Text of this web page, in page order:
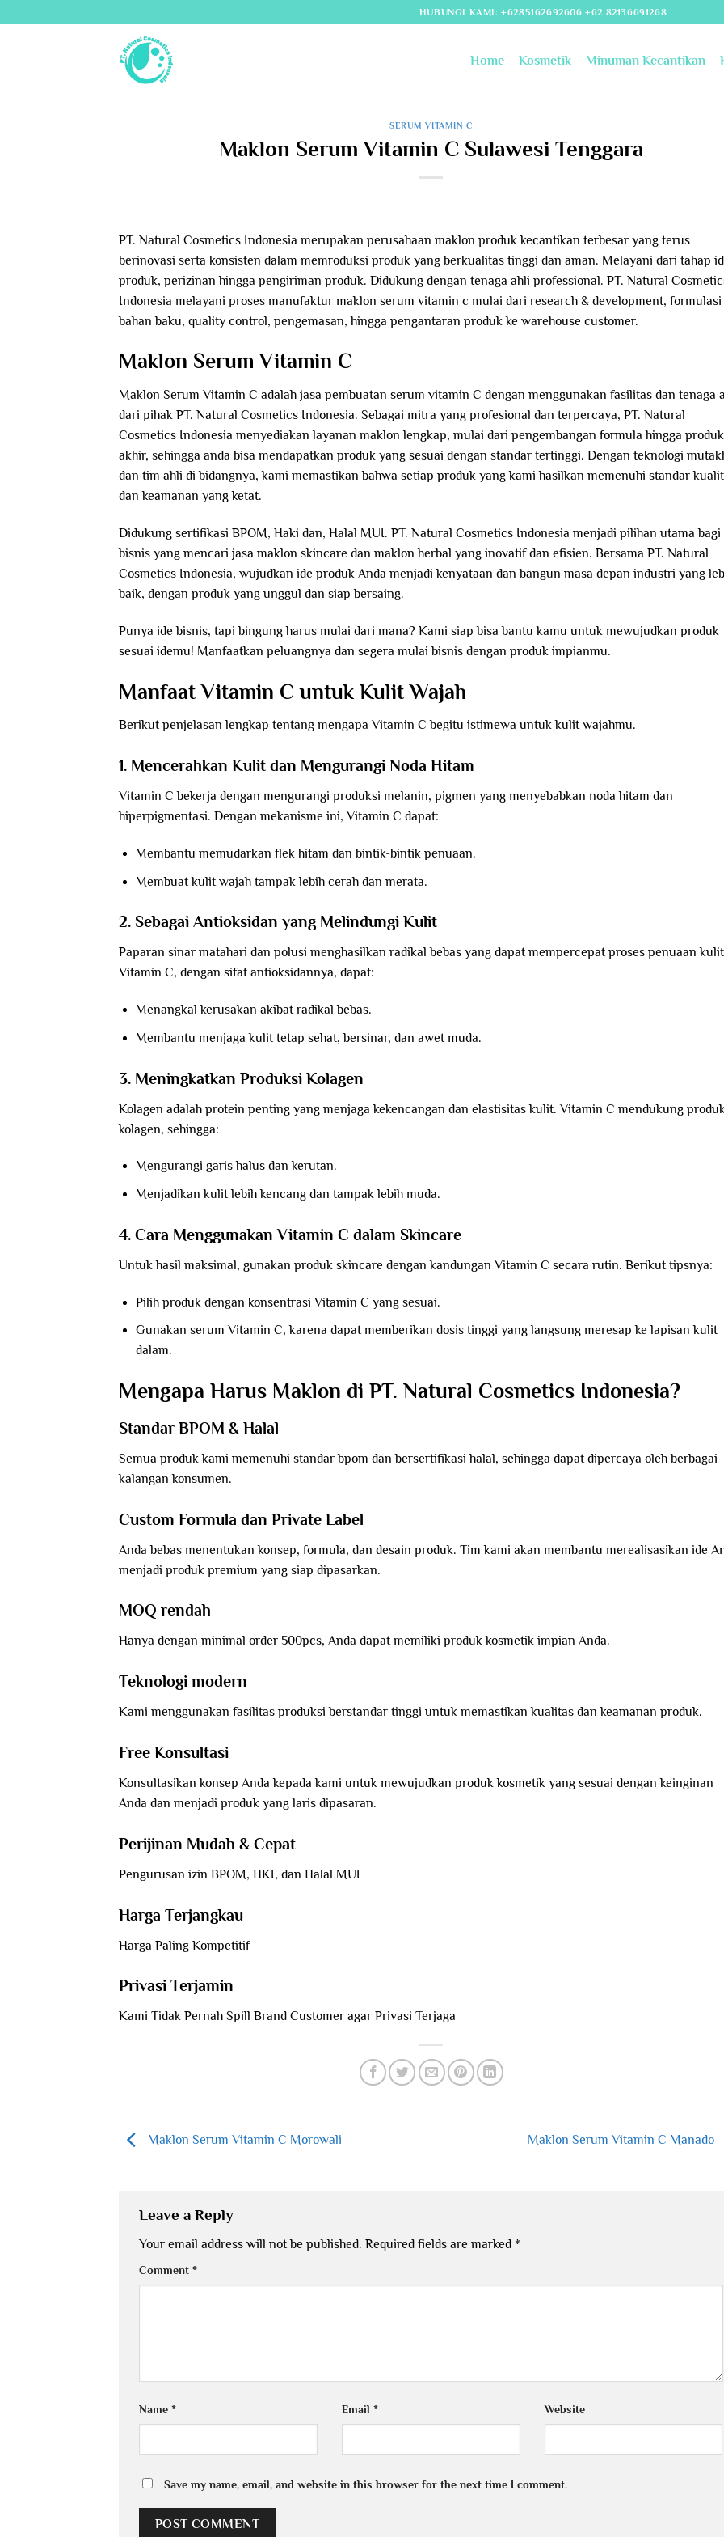
to
HUBUNGI KAMI: +6285162692606 +62 82136691268
Home Kosmetik Minuman Kecantikan
SERUM VITAMIN C
Maklon Serum Vitamin C Sulawesi Tenggara
PT. Natural Cosmetics Indonesia merupakan perusahaan maklon produk kecantikan terbesar yang terus
berinovasi serta konsisten dalam memroduksi produk yang berkualitas tinggi dan aman. Melayani dari tahap
produk, perizinan hingga pengiriman produk. Didukung dengan tenaga ahli professional. PT. Natural
Indonesia melayani proses manufaktur maklon serum vitamin c mulai dari research & development, formulasi
bahan baku, quality control, pengemasan, hingga pengantaran produk ke warehouse customer.
Maklon Serum Vitamin C
Maklon Serum Vitamin C adalah jasa pembuatan serum vitamin C dengan menggunakan fasilitas dan tenaga
dari pihak PT. Natural Cosmetics Indonesia. Sebagai mitra yang profesional dan terpercaya, PT. Natural
Cosmetics Indonesia menyediakan layanan maklon lengkap, mulai dari pengembangan formula hingga
akhir, sehingga anda bisa mendapatkan produk yang sesuai dengan standar tertinggi. Dengan teknologi
dan tim ahli di bidangnya, kami memastikan bahwa setiap produk yang kami hasilkan memenuhi standar
dan keamanan yang ketat.
Didukung sertifikasi BPOM, Haki dan, Halal MUI. PT. Natural Cosmetics Indonesia menjadi pilihan utama bagi
bisnis yang mencari jasa maklon skincare dan maklon herbal yang inovatif dan efisien. Bersama PT. Natural
Cosmetics Indonesia, wujudkan ide produk Anda menjadi kenyataan dan bangun masa depan industri yang
baik, dengan produk yang unggul dan siap bersaing.
Punya ide bisnis, tapi bingung harus mulai dari mana? Kami siap bisa bantu kamu untuk mewujudkan produk
sesuai idemu! Manfaatkan peluangnya dan segera mulai bisnis dengan produk impianmu.
Manfaat Vitamin C untuk Kulit Wajah
Berikut penjelasan lengkap tentang mengapa Vitamin C begitu istimewa untuk kulit wajahmu.
1. Mencerahkan Kulit dan Mengurangi Noda Hitam
Vitamin C bekerja dengan mengurangi produksi melanin, pigmen yang menyebabkan noda hitam dan
hiperpigmentasi. Dengan mekanisme ini, Vitamin C dapat:
Membantu memudarkan flek hitam dan bintik-bintik penuaan.
Membuat kulit wajah tampak lebih cerah dan merata.
2. Sebagai Antioksidan yang Melindungi Kulit
Paparan sinar matahari dan polusi menghasilkan radikal bebas yang dapat mempercepat proses penuaan
Vitamin C, dengan sifat antioksidannya, dapat:
Menangkal kerusakan akibat radikal bebas.
Membantu menjaga kulit tetap sehat, bersinar, dan awet muda.
3. Meningkatkan Produksi Kolagen
Kolagen adalah protein penting yang menjaga kekencangan dan elastisitas kulit. Vitamin C mendukung
kolagen, sehingga:
Mengurangi garis halus dan kerutan.
Menjadikan kulit lebih kencang dan tampak lebih muda.
4. Cara Menggunakan Vitamin C dalam Skincare
Untuk hasil maksimal, gunakan produk skincare dengan kandungan Vitamin C secara rutin. Berikut tipsnya:
Pilih produk dengan konsentrasi Vitamin C yang sesuai.
Gunakan serum Vitamin C, karena dapat memberikan dosis tinggi yang langsung meresap ke lapisan kulit
dalam.
Mengapa Harus Maklon di PT. Natural Cosmetics Indonesia?
Standar BPOM & Halal
Semua produk kami memenuhi standar bpom dan bersertifikasi halal, sehingga dapat dipercaya oleh berbagai
kalangan konsumen.
Custom Formula dan Private Label
Anda bebas menentukan konsep, formula, dan desain produk. Tim kami akan membantu merealisasikan ide
menjadi produk premium yang siap dipasarkan.
MOQ rendah
Hanya dengan minimal order 500pcs, Anda dapat memiliki produk kosmetik impian Anda.
Teknologi modern
Kami menggunakan fasilitas produksi berstandar tinggi untuk memastikan kualitas dan keamanan produk.
Free Konsultasi
Konsultasikan konsep Anda kepada kami untuk mewujudkan produk kosmetik yang sesuai dengan keinginan
Anda dan menjadi produk yang laris dipasaran.
Perijinan Mudah & Cepat
Pengurusan izin BPOM, HKI, dan Halal MUI
Harga Terjangkau
Harga Paling Kompetitif
Privasi Terjamin
Kami Tidak Pernah Spill Brand Customer agar Privasi Terjaga
Maklon Serum Vitamin C Morowali Maklon Serum Vitamin C Manado
Leave a Reply
Your email address will not be published. Required fields are marked *
Comment *
Name * Email * Website
Save my name, email, and website in this browser for the next time I comment.